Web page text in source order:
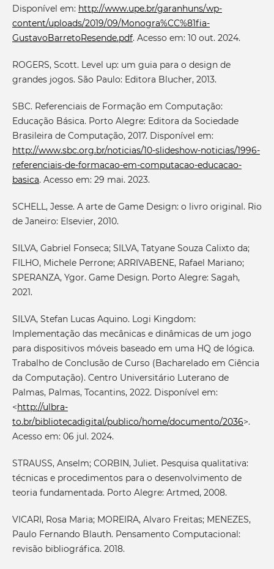
Disponível em: http://www.upe.br/garanhuns/wp-
content/uploads/2019/09/Monogra%CC%81fia-
GustavoBarretoResende.pdf. Acesso em: 10 out. 2024.
ROGERS, Scott. Level up: um guia para o design de
grandes jogos. São Paulo: Editora Blucher, 2013.
SBC. Referenciais de Formação em Computação:
Educação Básica. Porto Alegre: Editora da Sociedade
Brasileira de Computação, 2017. Disponível em:
http://www.sbc.org.br/noticias/10-slideshow-noticias/1996-
referenciais-de-formacao-em-computacao-educacao-
basica. Acesso em: 29 mai. 2023.
SCHELL, Jesse. A arte de Game Design: o livro original. Rio
de Janeiro: Elsevier, 2010.
SILVA, Gabriel Fonseca; SILVA, Tatyane Souza Calixto da;
FILHO, Michele Perrone; ARRIVABENE, Rafael Mariano;
SPERANZA, Ygor. Game Design. Porto Alegre: Sagah,
2021.
SILVA, Stefan Lucas Aquino. Logi Kingdom:
Implementação das mecânicas e dinâmicas de um jogo
para dispositivos móveis baseado em uma HQ de lógica.
Trabalho de Conclusão de Curso (Bacharelado em Ciência
da Computação). Centro Universitário Luterano de
Palmas, Palmas, Tocantins, 2022. Disponível em:
<http://ulbra-
to.br/bibliotecadigital/publico/home/documento/2036>.
Acesso em: 06 jul. 2024.
STRAUSS, Anselm; CORBIN, Juliet. Pesquisa qualitativa:
técnicas e procedimentos para o desenvolvimento de
teoria fundamentada. Porto Alegre: Artmed, 2008.
VICARI, Rosa Maria; MOREIRA, Alvaro Freitas; MENEZES,
Paulo Fernando Blauth. Pensamento Computacional:
revisão bibliográfica. 2018.